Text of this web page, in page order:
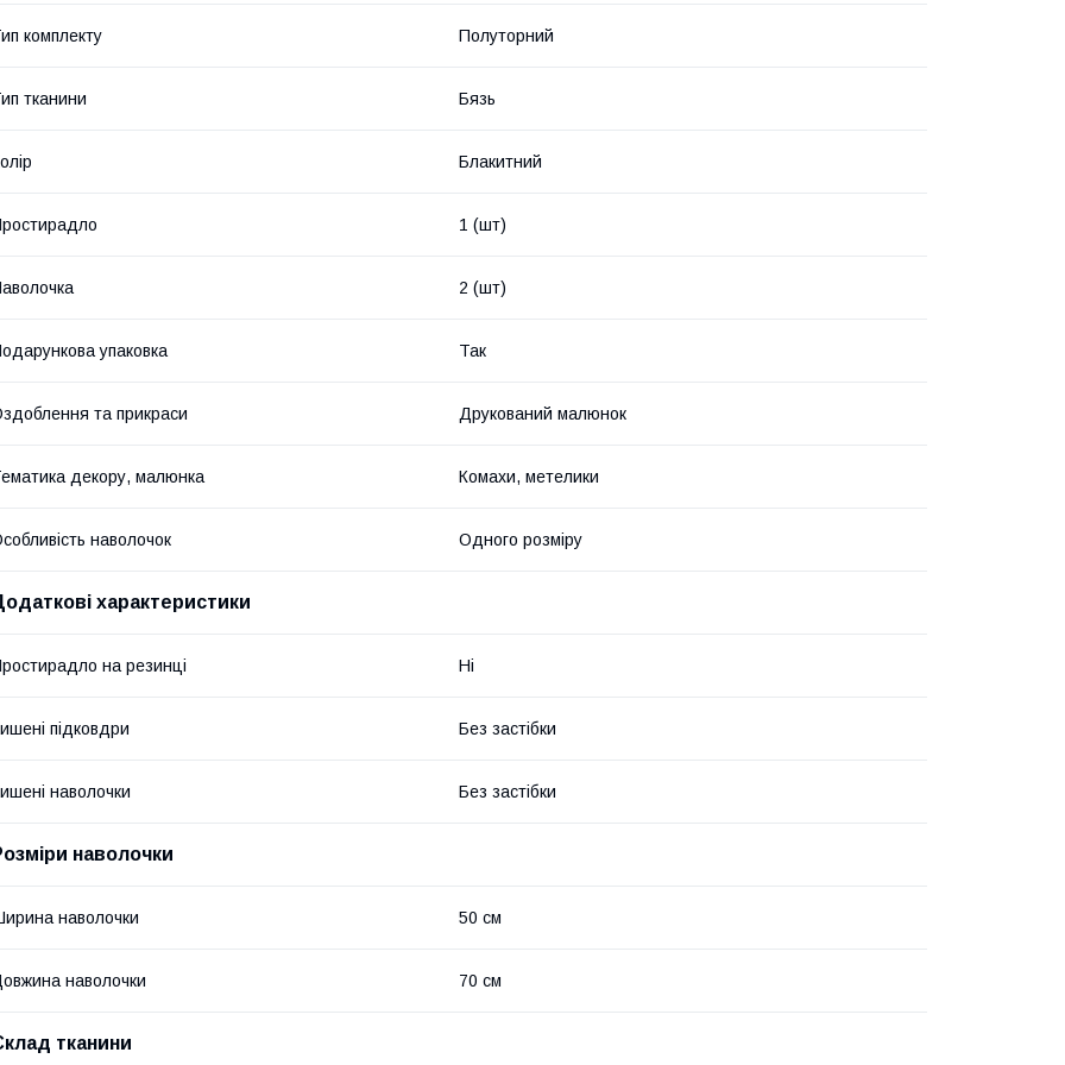
комплекту Полуторний
тканини Бязь
Блакитний
1 (шт)
2 (шт)
упаковка Так
та прикраси Друкований малюнок
декору, малюнка Комахи, метелики
наволочок Одного розміру
характеристики
на резинці Ні
підковдри Без застібки
наволочки Без застібки
наволочки
наволочки 50 см
наволочки 70 см
тканини